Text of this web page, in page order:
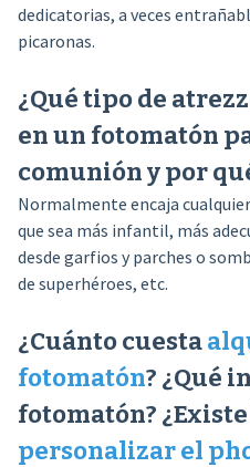
dedicatorias, a veces
picaronas.
¿Qué tipo de
en un fotomatón
comunión y por
Normalmente encaja cualquier
que sea más infantil, más
desde garfios y parches o
de superhéroes, etc.
¿Cuánto cuesta
fotomatón? ¿Qué
fotomatón?
personalizar el